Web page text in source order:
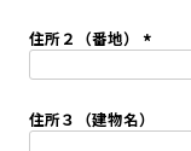
)
住所２（番地）
須
)
住所３（建物名）